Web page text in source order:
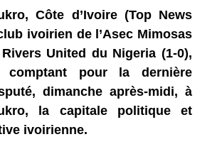
Côte d’Ivoire (Top News
ivoirien de l’Asec Mimosas
United du Nigeria (1-0),
comptant pour la dernière
dimanche après-midi, à
la capitale politique et
ivoirienne.